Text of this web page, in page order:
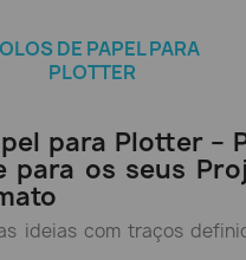
DE PAPEL PARA
PLOTTER
para Plotter –
para os seus
ideias com traços